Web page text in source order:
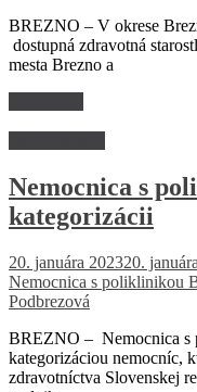
BREZNO – V okrese
dostupná zdravotná
mesta Brezno a
Nemocnica s
kategorizácii
20. januára 202320.
Nemocnica s poliklinikou
Podbrezová
BREZNO – Nemocnica s
kategorizáciou nemocníc,
zdravotníctva Slovenskej